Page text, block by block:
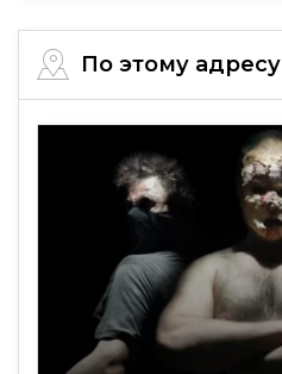
По этому адресу